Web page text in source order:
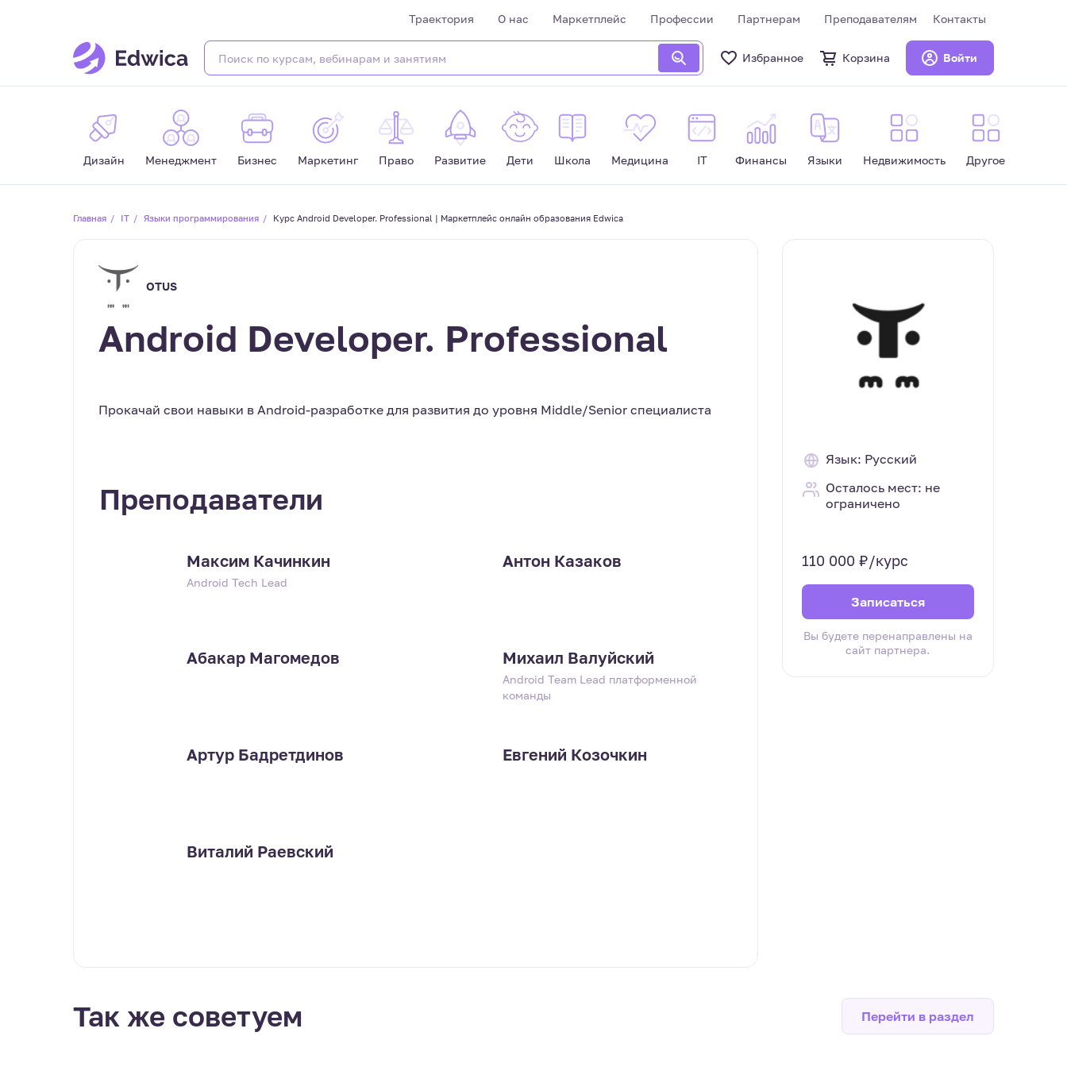
Траектория О нас Маркетплейс Профессии Партнерам Преподавателям Контакты
Избранное Корзина Войти
Дизайн Менеджмент Бизнес Маркетинг Право Развитие Дети Школа Медицина IT Финансы Языки Недвижимость Другое
Главная IT Языки программирования Курс Android Developer. Professional | Маркетплейс онлайн образования Edwica
Язык: Русский
Осталось мест: не
ограничено
110 000 ₽/курс
Записаться
Вы будете перенаправлены на
сайт партнера.
OTUS
Android Developer. Professional
Прокачай свои навыки в Android-разработке для развития до уровня Middle/Senior специалиста
Преподаватели
Максим Качинкин
Android Tech Lead
Антон Казаков
Абакар Магомедов Михаил Валуйский
Android Team Lead платформенной
команды
Артур Бадретдинов Евгений Козочкин
Виталий Раевский
Так же советуем Перейти в раздел